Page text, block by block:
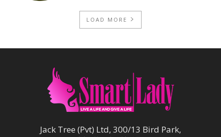
LOAD MORE
Jack Tree (Pvt) Ltd, 300/13 Bird Park,